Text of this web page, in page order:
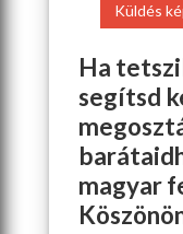
Küldés
Ha
segítsd
magyar